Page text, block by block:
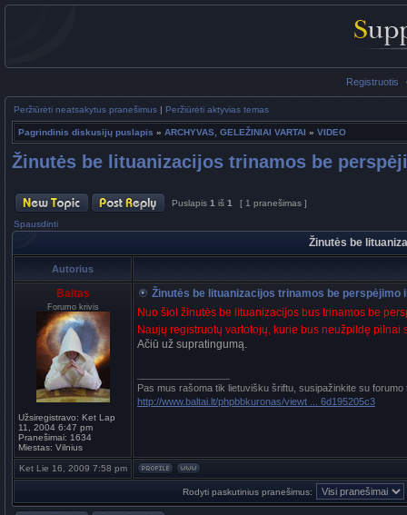
Registruotis
Peržiūrėti neatsakytus pranešimus | Peržiūrėti aktyvias temas
Pagrindinis diskusijų puslapis » ARCHYVAS, GELEŽINIAI VARTAI » VIDEO
Žinutės be lituanizacijos trinamos be
Puslapis 1 iš 1 [ 1 pranešimas ]
Spausdinti
Žinutės be
Autorius
Baltas
Forumo krivis
Užsiregistravo: Ket Lap
11, 2004 6:47 pm
Pranešimai: 1634
Miestas: Vilnius
Žinutės be lituanizacijos trinamos be perspėjimo
Nuo šiol žinutės be lituanizacijos bus trinamos be
Naujų registruotų vartotojų, kurie bus neužpildę
Ačiū už supratingumą.
Pas mus rašoma tik lietuvišku šriftu, susipažinkite su forumo
http://www.baltai.lt/phpbbkuronas/viewt ... 6d195205c3
Ket Lie 16, 2009 7:58 pm
Rodyti paskutinius pranešimus: